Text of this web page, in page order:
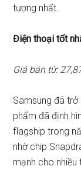
tượng nhất.
Điện thoại tốt
Giá bán từ:
Samsung đã trở
phẩm đã định
flagship trong
nhờ chip
mạnh cho nhiều